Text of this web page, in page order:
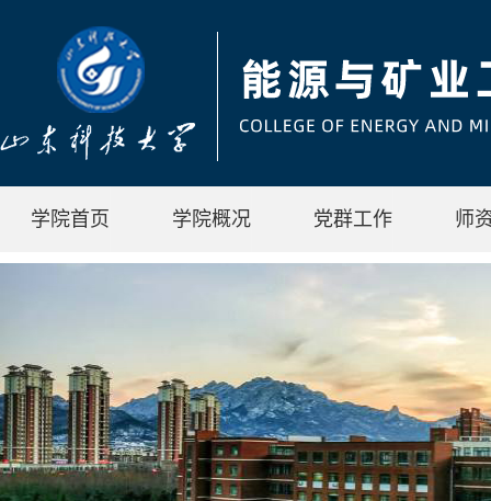
学院首页 学院概况 党群工作 师